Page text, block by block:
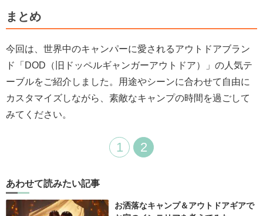
まとめ
今回は、世界中のキャンパーに愛されるアウトドアブラン
ド「DOD（旧ドッペルギャンガーアウトドア）」の人気テ
ーブルをご紹介しました。用途やシーンに合わせて自由に
カスタマイズしながら、素敵なキャンプの時間を過ごして
みてください。
1 2
あわせて読みたい記事
お洒落なキャンプ＆アウトドアギアで